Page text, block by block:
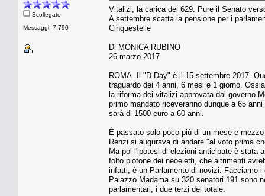
Scollegato
Messaggi: 7.790
Vitalizi, la carica dei 629. Pure il Senato
A settembre scatta la pensione per i
Cinquestelle
Di MONICA RUBINO
26 marzo 2017
ROMA. Il "D-Day" è il 15 settembre 2017.
traguardo dei 4 anni, 6 mesi e 1 giorno.
la riforma dei vitalizi approvata dal governo
primo mandato riceveranno dunque a 65
sarà di 1500 euro a 60 anni.
È passato solo poco più di un mese e
Renzi si augurava di andare "al voto prima
Ma poi l'ipotesi di elezioni anticipate è stata
folto plotone dei neoeletti, che altrimenti
infatti, è un Parlamento di novizi. Facciamo
Palazzo Madama su 320 senatori 191 sono
parlamentari, i due terzi del totale.